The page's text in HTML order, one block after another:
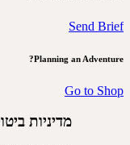
Send Brief
Planning an Adventure?
Go to Shop
מדיניות